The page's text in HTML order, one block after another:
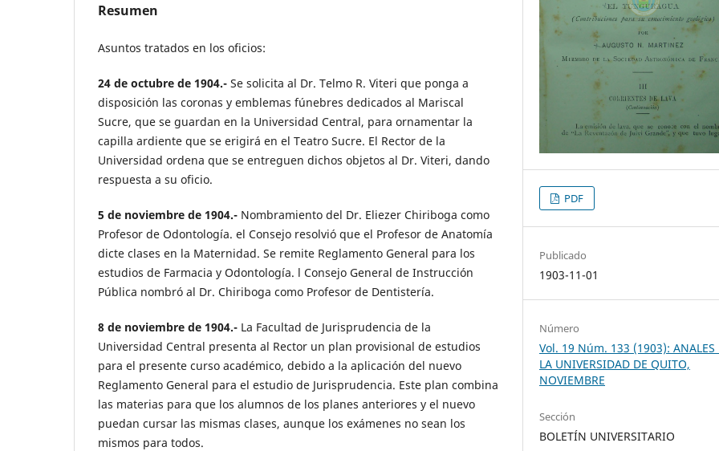
Resumen
Asuntos tratados en los oficios:
24 de octubre de 1904.- Se solicita al Dr. Telmo R. Viteri que ponga a
disposición las coronas y emblemas fúnebres dedicados al Mariscal
Sucre, que se guardan en la Universidad Central, para ornamentar la
capilla ardiente que se erigirá en el Teatro Sucre. El Rector de la
Universidad ordena que se entreguen dichos objetos al Dr. Viteri, dando
respuesta a su oficio.
5 de noviembre de 1904.- Nombramiento del Dr. Eliezer Chiriboga como
Profesor de Odontología. el Consejo resolvió que el Profesor de Anatomía
dicte clases en la Maternidad. Se remite Reglamento General para los
estudios de Farmacia y Odontología. l Consejo General de Instrucción
Pública nombró al Dr. Chiriboga como Profesor de Dentistería.
8 de noviembre de 1904.- La Facultad de Jurisprudencia de la
Universidad Central presenta al Rector un plan provisional de estudios
para el presente curso académico, debido a la aplicación del nuevo
Reglamento General para el estudio de Jurisprudencia. Este plan combina
las materias para que los alumnos de los planes anteriores y el nuevo
puedan cursar las mismas clases, aunque los exámenes no sean los
mismos para todos.
PDF
Publicado
1903-11-01
Número
Vol. 19 Núm. 133 (1903): ANALES
LA UNIVERSIDAD DE QUITO,
NOVIEMBRE
Sección
BOLETÍN UNIVERSITARIO